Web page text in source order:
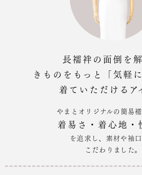
長襦袢の面倒を
きものをもっと「気軽
着ていただけるア
やまとオリジナルの簡易襦
着易さ・着心地・
を追求し、素材や袖
こだわりました。